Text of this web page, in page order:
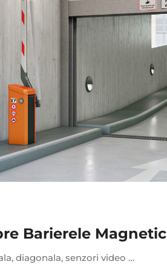
Barierele Magnetic
diagonala, senzori video …